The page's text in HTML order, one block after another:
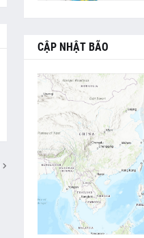
CẬP NHẬT BÃO